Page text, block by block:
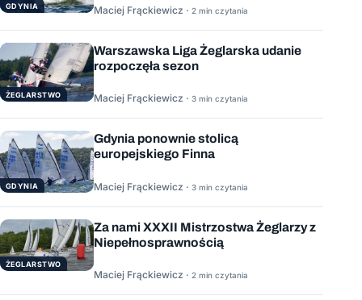
GDYNIA Maciej Frąckiewicz · 2 min czytania
ŻEGLARSTWO
Warszawska Liga Żeglarska udanie
rozpoczęła sezon
Maciej Frąckiewicz · 3 min czytania
GDYNIA
Gdynia ponownie stolicą
europejskiego Finna
Maciej Frąckiewicz · 3 min czytania
ŻEGLARSTWO
Za nami XXXII Mistrzostwa Żeglarzy z
Niepełnosprawnością
Maciej Frąckiewicz · 2 min czytania